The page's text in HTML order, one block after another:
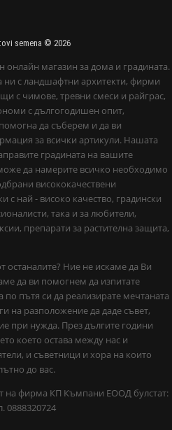
semena © 2026
онлайн магазин за дома и градината.
с ландшафтни архитекти, фирми
с чимове, тревни смеси и райграс,
с дългогодишен опит,
да съберем и да ви
за всички артикули. Нашата
градината на вашите
да намерите всичко необходимо
висококачествени
с най - високо качество, градински
така и за любители,
препарати за растителна защита,
Ние не искаме да Ви
да ви помогнем да изпитате
по пътя си да реализирате мечтаната
на разположение да даде съвет,
при нужда. През дългите години
което остава между нас и
и съветници и хора на които
до вас.
на фирма КП Къмпани ЕООД булстат:
0888320724